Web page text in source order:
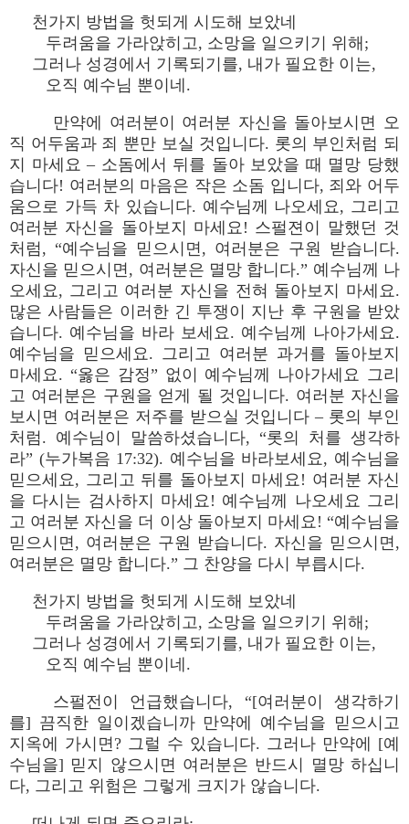
천가지 방법을 헛되게 시도해 보았네
두려움을 가라앉히고, 소망을 일으키기 위해;
그러나 성경에서 기록되기를, 내가 필요한 이는,
오직 예수님 뿐이네.
만약에 여러분이 여러분 자신을 돌아보시면 오
직 어두움과 죄 뿐만 보실 것입니다. 롯의 부인처럼 되
지 마세요 – 소돔에서 뒤를 돌아 보았을 때 멸망 당했
습니다! 여러분의 마음은 작은 소돔 입니다, 죄와 어두
움으로 가득 차 있습니다. 예수님께 나오세요, 그리고
여러분 자신을 돌아보지 마세요! 스펄젼이 말했던 것
처럼, “예수님을 믿으시면, 여러분은 구원 받습니다.
자신을 믿으시면, 여러분은 멸망 합니다.” 예수님께 나
오세요, 그리고 여러분 자신을 전혀 돌아보지 마세요.
많은 사람들은 이러한 긴 투쟁이 지난 후 구원을 받았
습니다. 예수님을 바라 보세요. 예수님께 나아가세요.
예수님을 믿으세요. 그리고 여러분 과거를 돌아보지
마세요. “옳은 감정” 없이 예수님께 나아가세요 그리
고 여러분은 구원을 얻게 될 것입니다. 여러분 자신을
보시면 여러분은 저주를 받으실 것입니다 – 롯의 부인
처럼. 예수님이 말씀하셨습니다, “롯의 처를 생각하
라” (누가복음 17:32). 예수님을 바라보세요, 예수님을
믿으세요, 그리고 뒤를 돌아보지 마세요! 여러분 자신
을 다시는 검사하지 마세요! 예수님께 나오세요 그리
고 여러분 자신을 더 이상 돌아보지 마세요! “예수님을
믿으시면, 여러분은 구원 받습니다. 자신을 믿으시면,
여러분은 멸망 합니다.” 그 찬양을 다시 부릅시다.
천가지 방법을 헛되게 시도해 보았네
두려움을 가라앉히고, 소망을 일으키기 위해;
그러나 성경에서 기록되기를, 내가 필요한 이는,
오직 예수님 뿐이네.
스펄전이 언급했습니다, “[여러분이 생각하기
를] 끔직한 일이겠습니까 만약에 예수님을 믿으시고
지옥에 가시면? 그럴 수 있습니다. 그러나 만약에 [예
수님을] 믿지 않으시면 여러분은 반드시 멸망 하십니
다, 그리고 위험은 그렇게 크지가 않습니다.